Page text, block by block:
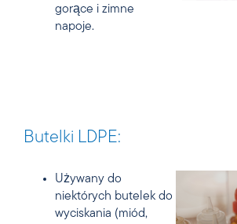
gorące i zimne
napoje.
Butelki LDPE:
Używany do
niektórych butelek do
wyciskania (miód,